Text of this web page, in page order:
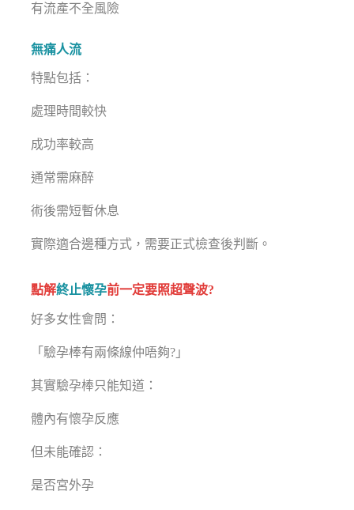
有流產不全風險
無痛人流
特點包括：
處理時間較快
成功率較高
通常需麻醉
術後需短暫休息
實際適合邊種方式，需要正式檢查後判斷。
點解終止懷孕前一定要照超聲波?
好多女性會問：
「驗孕棒有兩條線仲唔夠?」
其實驗孕棒只能知道：
體內有懷孕反應
但未能確認：
是否宮外孕